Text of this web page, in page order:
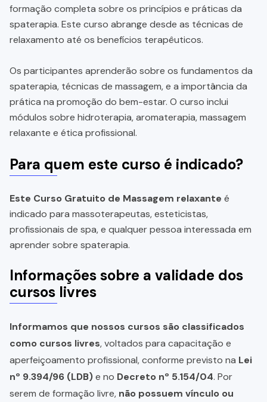
formação completa sobre os princípios e práticas da
spaterapia. Este curso abrange desde as técnicas de
relaxamento até os benefícios terapêuticos.
Os participantes aprenderão sobre os fundamentos da
spaterapia, técnicas de massagem, e a importância da
prática na promoção do bem-estar. O curso inclui
módulos sobre hidroterapia, aromaterapia, massagem
relaxante e ética profissional.
Para quem este curso é indicado?
Este Curso Gratuito de Massagem relaxante é
indicado para massoterapeutas, esteticistas,
profissionais de spa, e qualquer pessoa interessada em
aprender sobre spaterapia.
Informações sobre a validade dos
cursos livres
Informamos que nossos cursos são classificados
como cursos livres, voltados para capacitação e
aperfeiçoamento profissional, conforme previsto na Lei
nº 9.394/96 (LDB)e no Decreto nº 5.154/04. Por
serem de formação livre, não possuem vínculo ou